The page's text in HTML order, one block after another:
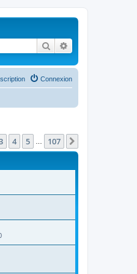
Rechercher
Connexion
1074 5 107